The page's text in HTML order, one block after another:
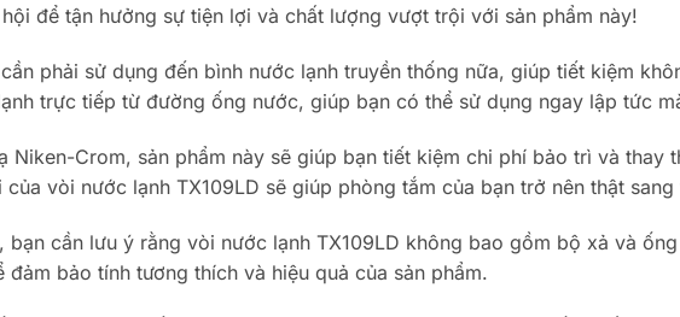
để tận hưởng sự tiện lợi và chất lượng vượt trội với sản phẩm này!
phải sử dụng đến bình nước lạnh truyền thống nữa, giúp tiết kiệm
trực tiếp từ đường ống nước, giúp bạn có thể sử dụng ngay lập tức
Crom, sản phẩm này sẽ giúp bạn tiết kiệm chi phí bảo trì và thay
vòi nước lạnh TX109LD sẽ giúp phòng tắm của bạn trở nên thật
cần lưu ý rằng vòi nước lạnh TX109LD không bao gồm bộ xả và
bảo tính tương thích và hiệu quả của sản phẩm.